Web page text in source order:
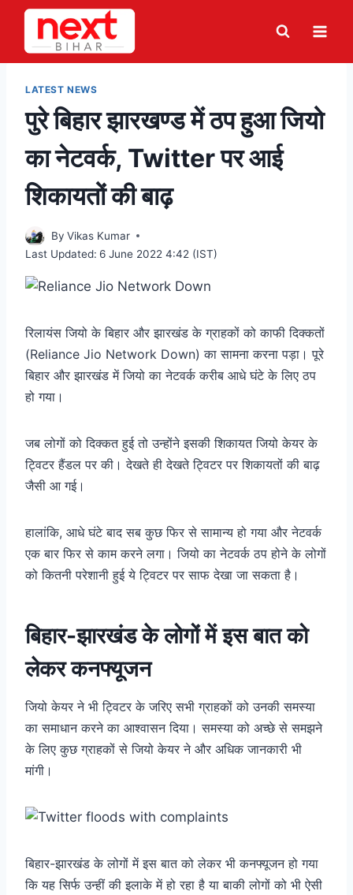
Skip
content
LATEST NEWS
पुरे बिहार झारखण्ड में ठप हुआ जियो
का नेटवर्क, Twitter पर आई
शिकायतों की बाढ़
By Vikas Kumar
Last Updated: 6 June 2022 4:42 (IST)
रिलायंस जियो के बिहार और झारखंड के ग्राहकों को काफी दिक्कतों
(Reliance Jio Network Down) का सामना करना पड़ा। पूरे
बिहार और झारखंड में जियो का नेटवर्क करीब आधे घंटे के लिए ठप
हो गया।
जब लोगों को दिक्कत हुई तो उन्होंने इसकी शिकायत जियो केयर के
ट्विटर हैंडल पर की। देखते ही देखते ट्विटर पर शिकायतों की बाढ़
जैसी आ गई।
हालांकि, आधे घंटे बाद सब कुछ फिर से सामान्य हो गया और नेटवर्क
एक बार फिर से काम करने लगा।जियो का नेटवर्क ठप होने के लोगों
को कितनी परेशानी हुई ये ट्विटर पर साफ देखा जा सकता है।
बिहार-झारखंड के लोगों में इस बात को
लेकर कनफ्यूजन
जियो केयर ने भी ट्विटर के जरिए सभी ग्राहकों को उनकी समस्या
का समाधान करने का आश्वासन दिया। समस्या को अच्छे से समझने
के लिए कुछ ग्राहकों से जियो केयर ने और अधिक जानकारी भी
मांगी।
बिहार-झारखंड के लोगों में इस बात को लेकर भी कनफ्यूजन हो गया
कि यह सिर्फ उन्हीं की इलाके में हो रहा है या बाकी लोगों को भी ऐसी